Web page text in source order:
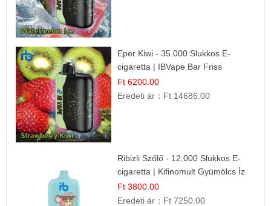
Eper Kiwi - 35.000 Slukkos E-
cigaretta | IBVape Bar Friss
Gyümölcs Ízek
Ft 6200.00
Eredeti ár： Ft 14686.00
Ribizli Szőlő - 12.000 Slukkos E-
cigaretta | Kifinomult Gyümölcs Íz
Ft 3800.00
Eredeti ár： Ft 7250.00